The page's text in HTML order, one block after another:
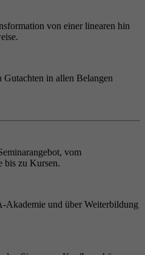
von einer linearen hin
Gutachten in allen Belangen
vom
bis zu Kursen.
Akademie und über Weiterbildung